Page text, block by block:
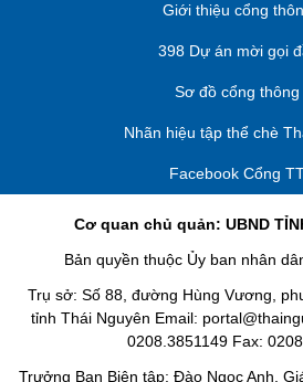
Giới thiệu cổng
398 Dự án mời gọi
Sơ đồ cổng thông
Nhãn hiệu tập thể chè
Facebook Cổng
Cơ quan chủ quản: UBND
Bản quyền thuộc Ủy ban nhân
Trụ sở: Số 88, đường Hùng Vương,
tỉnh Thái Nguyên Email:
0208.3851149 Fax:
Trưởng Ban Biên tập: Đào Ngọc Anh,